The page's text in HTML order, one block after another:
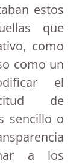
estos
que
como
como un
el
de
sencillo o
a los